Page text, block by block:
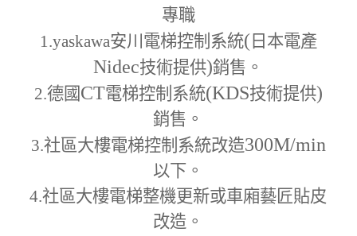
專職
1.yaskawa安川電梯控制系統( 日本電產
Nidec技術提供)銷售。
2.德國 CT電梯控制系統(KDS技術提供)
銷售。
3.社區大樓電梯控制系統改造300M/min
以下。
4.社區大樓電梯整機更新或車廂藝匠貼皮
改造。